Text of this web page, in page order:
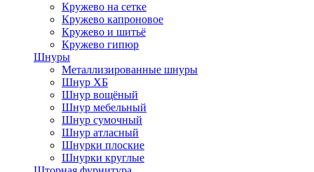
Кружево на сетке
Кружево капроновое
Кружево и шитьё
Кружево гипюр
Шнуры
Металлизированные шнуры
Шнур ХБ
Шнур вощёный
Шнур мебельный
Шнур сумочный
Шнур атласный
Шнурки плоские
Шнурки круглые